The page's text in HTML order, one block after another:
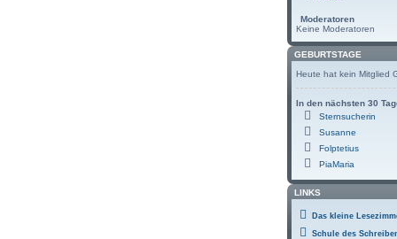
Moderatoren
Keine Moderatoren
GEBURTSTAGE
Heute hat kein Mitglied
In den nächsten 30
Sternsucherin
Susanne
Folptetius
PiaMaria
LINKS
Das kleine
Schule des